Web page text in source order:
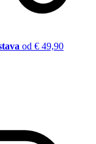
od € 49,90